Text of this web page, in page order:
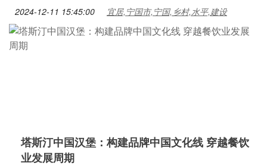
2024-12-11 15:45:00 宜居,宁国市,宁国,乡村,水平,建设
塔斯汀中国汉堡：构建品牌中国文化线 穿越餐饮
业发展周期